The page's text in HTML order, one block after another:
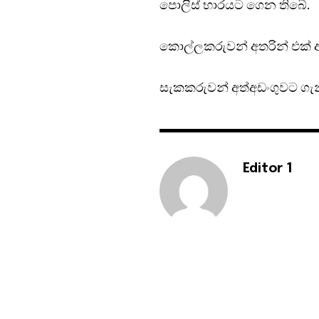
පොලිස් භාරයට ගෙන තිබේ.
කොල්ලකරුවන් අතරින් එක්
සැකකරුවන් අත්අඩංගුවට
Editor 1